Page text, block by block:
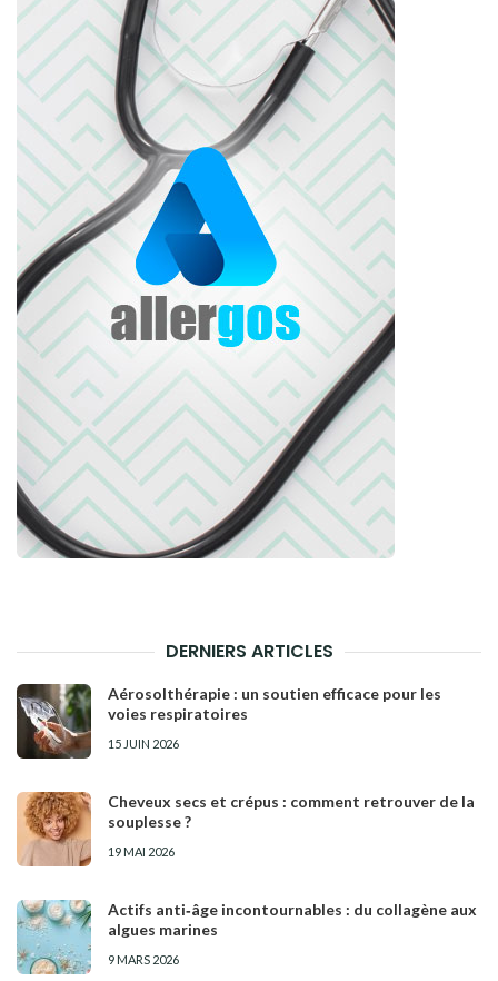
DERNIERS ARTICLES
Aérosolthérapie : un soutien efficace pour les
voies respiratoires
15 JUIN 2026
Cheveux secs et crépus : comment retrouver de la
souplesse ?
19 MAI 2026
Actifs anti‑âge incontournables : du collagène aux
algues marines
9 MARS 2026